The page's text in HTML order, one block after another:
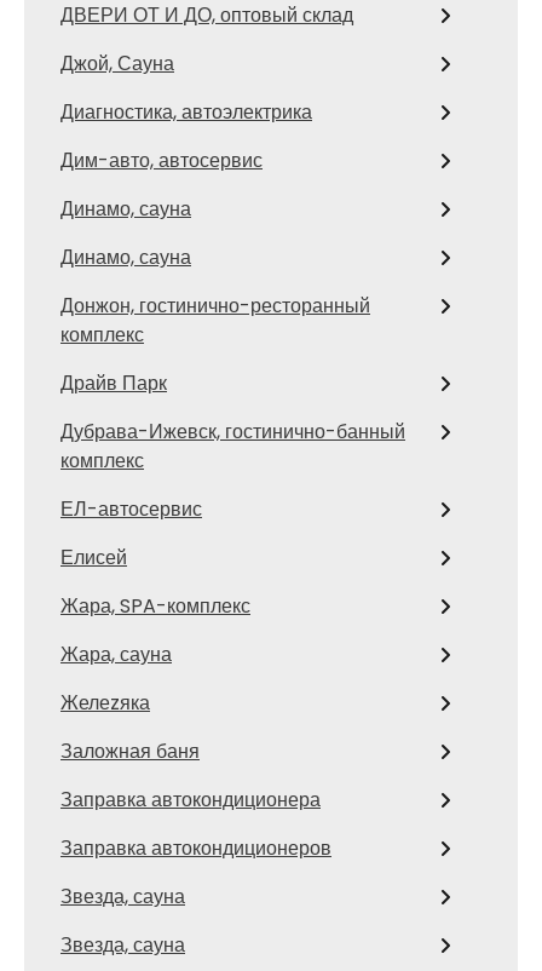
ДВЕРИ ОТ И ДО, оптовый склад
Джой, Сауна
Диагностика, автоэлектрика
Дим-авто, автосервис
Динамо, сауна
Динамо, сауна
Донжон, гостинично-ресторанный
комплекс
Драйв Парк
Дубрава-Ижевск, гостинично-банный
комплекс
ЕЛ-автосервис
Елисей
Жара, SPA-комплекс
Жара, сауна
Желеzяка
Заложная баня
Заправка автокондиционера
Заправка автокондиционеров
Звезда, сауна
Звезда, сауна